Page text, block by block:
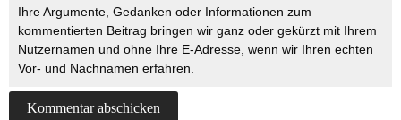
Ihre Argumente, Gedanken oder Informationen zum
kommentierten Beitrag bringen wir ganz oder gekürzt mit Ihrem
Nutzernamen und ohne Ihre E-Adresse, wenn wir Ihren echten
Vor- und Nachnamen erfahren.